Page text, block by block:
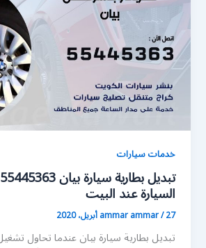
خدمات سيارات
السيارة عند البيت
ammar ammar/27 أبريل، 2020
تبديل بطارية سيارة بيان عندما تحاول